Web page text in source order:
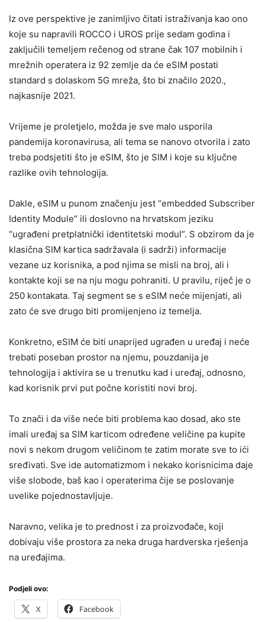
Iz ove perspektive je zanimljivo čitati istraživanja kao ono
koje su napravili ROCCO i UROS prije sedam godina i
zaključili temeljem rečenog od strane čak 107 mobilnih i
mrežnih operatera iz 92 zemlje da će eSIM postati
standard s dolaskom 5G mreža, što bi značilo 2020.,
najkasnije 2021.
Vrijeme je proletjelo, možda je sve malo usporila
pandemija koronavirusa, ali tema se nanovo otvorila i zato
treba podsjetiti što je eSIM, što je SIM i koje su ključne
razlike ovih tehnologija.
Dakle, eSIM u punom značenju jest “embedded Subscriber
Identity Module” ili doslovno na hrvatskom jeziku
“ugrađeni pretplatnički identitetski modul”. S obzirom da je
klasična SIM kartica sadržavala (i sadrži) informacije
vezane uz korisnika, a pod njima se misli na broj, ali i
kontakte koji se na nju mogu pohraniti. U pravilu, riječ je o
250 kontakata. Taj segment se s eSIM neće mijenjati, ali
zato će sve drugo biti promijenjeno iz temelja.
Konkretno, eSIM će biti unaprijed ugrađen u uređaj i neće
trebati poseban prostor na njemu, pouzdanija je
tehnologija i aktivira se u trenutku kad i uređaj, odnosno,
kad korisnik prvi put počne koristiti novi broj.
To znači i da više neće biti problema kao dosad, ako ste
imali uređaj sa SIM karticom određene veličine pa kupite
novi s nekom drugom veličinom te zatim morate sve to ići
sređivati. Sve ide automatizmom i nekako korisnicima daje
više slobode, baš kao i operaterima čije se poslovanje
uvelike pojednostavljuje.
Naravno, velika je to prednost i za proizvođače, koji
dobivaju više prostora za neka druga hardverska rješenja
na uređajima.
Podjeli ovo:
X Facebook